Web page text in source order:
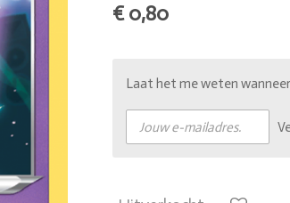
€ 0,80
Laat het me weten